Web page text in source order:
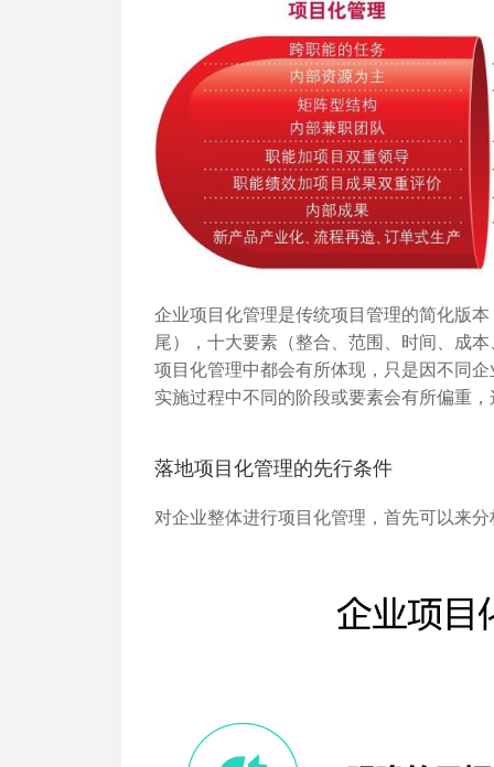
企业项目化管理是传统项目管理的简化版
尾），十大要素（整合、范围、时间、成
项目化管理中都会有所体现，只是因不同
实施过程中不同的阶段或要素会有所偏重
落地项目化管理的先行条件
对企业整体进行项目化管理，首先可以来